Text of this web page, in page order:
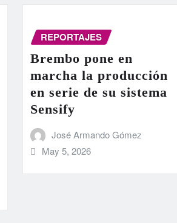
REPORTAJES
Brembo pone en
marcha la producción
en serie de su sistema
Sensify
José Armando Gómez
May 5, 2026